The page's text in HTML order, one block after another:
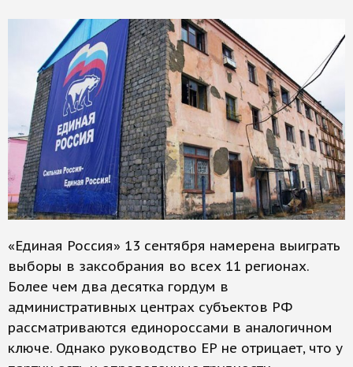
«Единая Россия» 13 сентября намерена выиграть
выборы в заксобрания во всех 11 регионах.
Более чем два десятка гордум в
административных центрах субъектов РФ
рассматриваются единороссами в аналогичном
ключе. Однако руководство ЕР не отрицает, что у